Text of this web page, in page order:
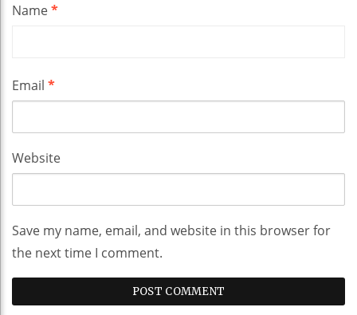
Name*
Email *
Website
Save my name, email, and website in this browser for
the next time I comment.